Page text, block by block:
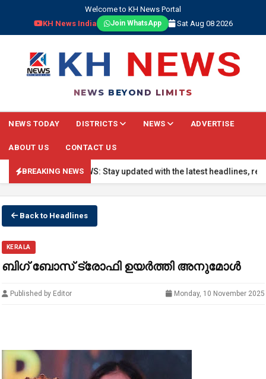
Welcome to KH News Portal
KH News India
Join WhatsApp Sat Aug 08 2026
NEWS BEYOND LIMITS
NEWS TODAY DISTRICTS NEWS ADVERTISE
ABOUT US CONTACT US
BREAKING NEWS
🔴 BREAKING NEWS: Stay updated with the latest headlines,
Back to Headlines
KERALA
ബിഗ് ബോസ് ട്രോഫി ഉയർത്തി അനുമോൾ
Published by Editor Monday, 10 November 2025